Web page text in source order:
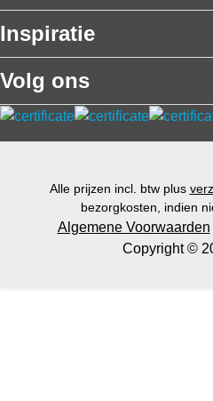
Inspiratie
Volg ons
Alle prijzen incl. btw plus
bezorgkosten, indien
Algemene Voorwaarden
Copyright ©